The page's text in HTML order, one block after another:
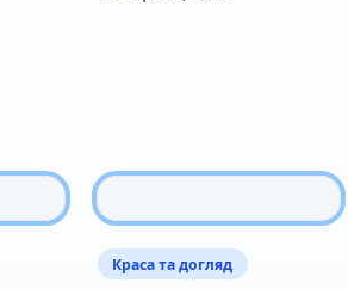
Краса та догляд